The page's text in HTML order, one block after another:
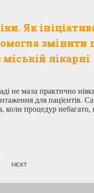
Як
змінити
міській лікарні
не мала практично
для пацієнтів.
коли процедур
NEXT